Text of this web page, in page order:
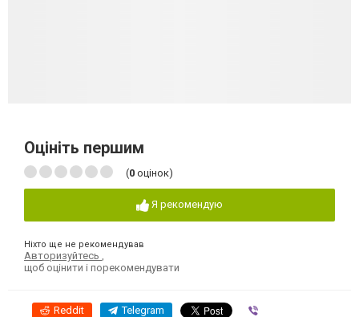
Оцініть першим
(0 оцінок)
Я рекомендую
Ніхто ще не рекомендував
Авторизуйтесь
щоб оцінити і порекомендувати
Reddit Telegram